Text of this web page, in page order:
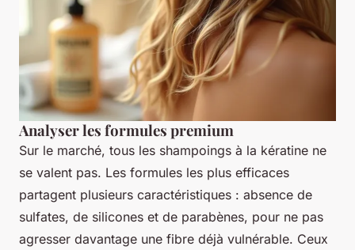
Analyser les formules premium
Sur le marché, tous les shampoings à la kératine ne
se valent pas. Les formules les plus efficaces
partagent plusieurs caractéristiques : absence de
sulfates, de silicones et de parabènes, pour ne pas
agresser davantage une fibre déjà vulnérable. Ceux